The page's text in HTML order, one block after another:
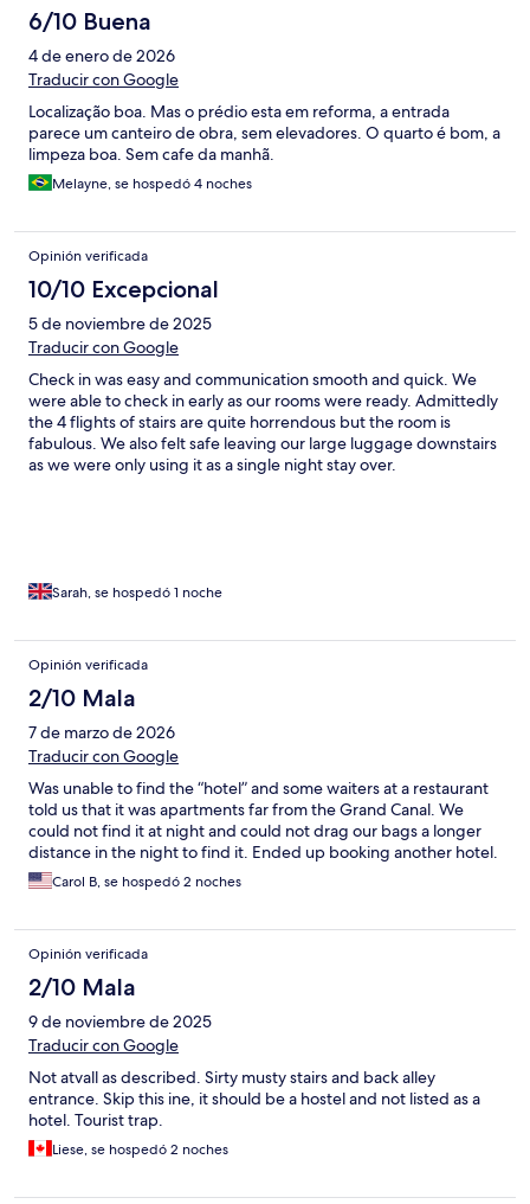
6/10 Buena
4 de enero de 2026
Traducir con Google
Localização boa. Mas o prédio esta em reforma, a entrada
parece um canteiro de obra, sem elevadores. O quarto é bom, a
limpeza boa. Sem cafe da manhã.
Melayne, se hospedó 4 noches
Opinión verificada
10/10 Excepcional
5 de noviembre de 2025
Traducir con Google
Check in was easy and communication smooth and quick. We
were able to check in early as our rooms were ready. Admittedly
the 4 flights of stairs are quite horrendous but the room is
fabulous. We also felt safe leaving our large luggage downstairs
as we were only using it as a single night stay over.
Sarah, se hospedó 1 noche
Opinión verificada
2/10 Mala
7 de marzo de 2026
Traducir con Google
Was unable to find the “hotel” and some waiters at a restaurant
told us that it was apartments far from the Grand Canal. We
could not find it at night and could not drag our bags a longer
distance in the night to find it. Ended up booking another hotel.
Carol B, se hospedó 2 noches
Opinión verificada
2/10 Mala
9 de noviembre de 2025
Traducir con Google
Not atvall as described. Sirty musty stairs and back alley
entrance. Skip this ine, it should be a hostel and not listed as a
hotel. Tourist trap.
Liese, se hospedó 2 noches